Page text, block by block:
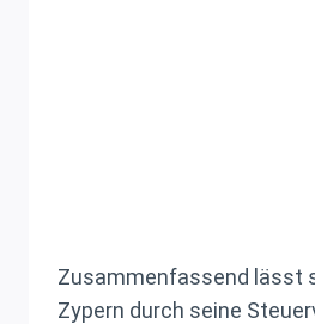
Zusammenfassend lässt
Zypern durch seine